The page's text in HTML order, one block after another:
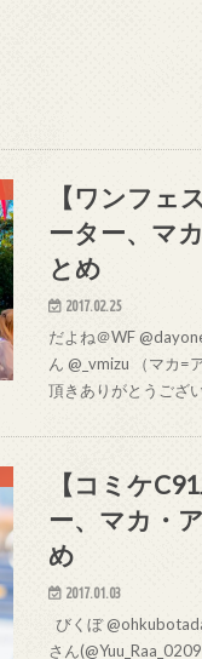
【ワンフェ
ーター、マ
とめ
2017.02.25
だよね＠WF
ん @_vmizu （マカ=
頂きありがとうござ
【コミケ
ー、マカ・
め
2017.01.03
びくぼ
さん